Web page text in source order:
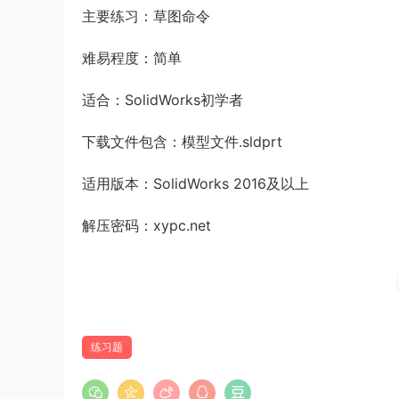
主要练习：草图命令
难易程度：简单
适合：SolidWorks初学者
下载文件包含：模型文件.sldprt
适用版本：SolidWorks 2016及以上
解压密码：xypc.net
练习题